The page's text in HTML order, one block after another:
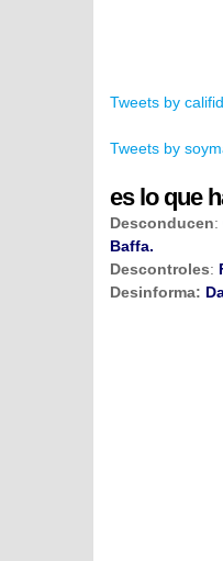
Tweets by
Tweets by
es lo que
Desconducen:
Baffa.
Descontroles:
Desinforma: